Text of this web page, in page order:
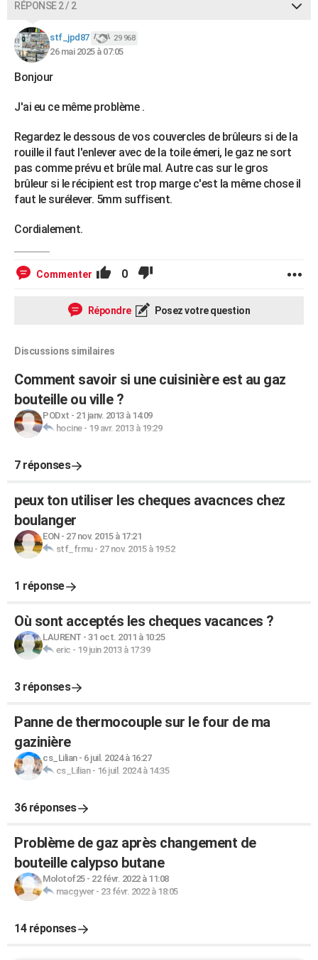
RÉPONSE 2 / 2
stf_jpd87 29 968
26 mai 2025 à 07:05
Bonjour
J'ai eu ce même problème .
Regardez le dessous de vos couvercles de brûleurs si de la
rouille il faut l'enlever avec de la toile émeri, le gaz ne sort
pas comme prévu et brûle mal. Autre cas sur le gros
brûleur si le récipient est trop marge c'est la même chose il
faut le surélever. 5mm suffisent.
Cordialement.
Commenter 0
Répondre Posez votre question
Discussions similaires
Comment savoir si une cuisinière est au gaz
bouteille ou ville ?
PODxt - 21 janv. 2013 à 14:09
hocine- 19 avr. 2013 à 19:29
7 réponses
peux ton utiliser les cheques avacnces chez
boulanger
EON- 27 nov. 2015 à 17:21
stf_frmu- 27 nov. 2015 à 19:52
1 réponse
Où sont acceptés les cheques vacances ?
LAURENT - 31 oct. 2011 à 10:25
eric - 19 juin 2013 à 17:39
3 réponses
Panne de thermocouple sur le four de ma
gazinière
cs_Lilian- 6 juil. 2024 à 16:27
cs_Lilian- 16 juil. 2024 à 14:35
36 réponses
Problème de gaz après changement de
bouteille calypso butane
Molotof25- 22 févr. 2022 à 11:08
macgyver- 23 févr. 2022 à 18:05
14 réponses